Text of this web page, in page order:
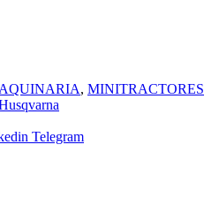
, MINITRACTORES
Telegram